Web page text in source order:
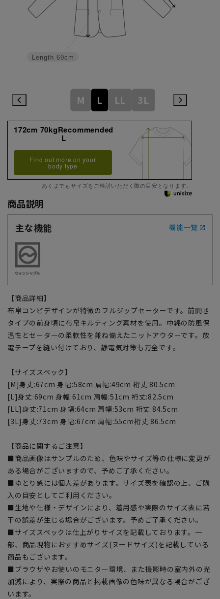
Length 69cm
M L LL 3L
172cm 70kgRecommended
L
Find out more on your
body type
あくまでもサイズをご検討いただく際の目安となります。
商品説明
主な機能
機能一覧
【商品詳細】
布帛コンビデザインが特徴のフルジップセーターです。前開き
タイプの前身頃に布帛キルティング素材を使用。中綿の防風保
温性とセーターの柔軟性を兼ね備えたニットアウターです。放
電テープを縫い付けており、静電気対策も万全です。
【サイズスペック】
[M]身丈:67cm 身幅:58cm 肩幅:49cm 裄丈:80.5cm
[L]身丈:69cm 身幅:61cm 肩幅:51cm 裄丈:82.5cm
[LL]身丈:71cm 身幅:64cm 肩幅:53cm 裄丈:84.5cm
[3L]身丈:73cm 身幅:67cm 肩幅:55cm裄丈:86.5cm
【商品に関するご注意】
■商品画像はサンプルのため、色味やサイズ等の仕様に変更が
ある場合がございますので、予めご了承ください。
■ゆとり感には個人差があります。サイズ表を確認の上、ご購
入の目安としてご利用ください。
■生地や仕様・デザインにより、着用感や実際のサイズ表に若
干の誤差が生じる場合がございます。予めご了承ください。
■サイズスペックは仕上がりサイズを記載しております。一
部、商品現物におすすめサイズ(ヌードサイズ)を記載している
商品もございます。
■ブラウザやお使いのモニター環境、また撮影時の室内外の光
加減により、実際の商品と掲載画像の色味が異なる場合がござ
います。